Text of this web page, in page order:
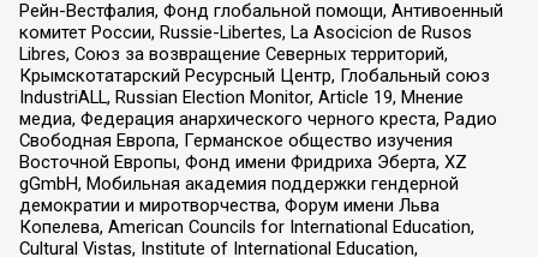
Рейн-Вестфалия, Фонд глобальной помощи, Антивоенный
комитет России, Russie-Libertes, La Asocicion de Rusos
Libres, Союз за возвращение Северных территорий,
Крымскотатарский Ресурсный Центр, Глобальный союз
IndustriALL, Russian Election Monitor, Article 19, Мнение
медиа, Федерация анархического черного креста, Радио
Свободная Европа, Германское общество изучения
Восточной Европы, Фонд имени Фридриха Эберта, XZ
gGmbH, Мобильная академия поддержки гендерной
демократии и миротворчества, Форум имени Льва
Копелева, American Councils for International Education,
Cultural Vistas, Institute of International Education,